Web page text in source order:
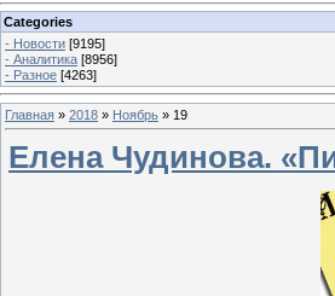
Categories
- Новости [9195]
- Аналитика [8956]
- Разное [4263]
Главная » 2018 » Ноябрь » 19
Елена Чудинова.